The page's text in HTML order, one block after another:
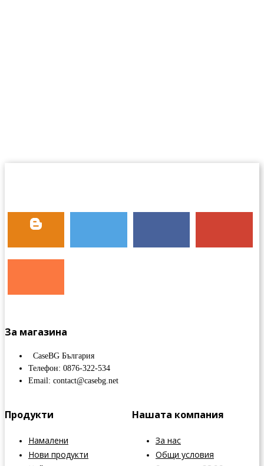
За магазина
CaseBG България
Телефон: 0876-322-534
Email: contact@casebg.net
Продукти
Намалени
Нови продукти
Нашата компания
За нас
Общи условия